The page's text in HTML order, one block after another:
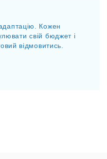
Кожен
свій бюджет і
відмовитись.